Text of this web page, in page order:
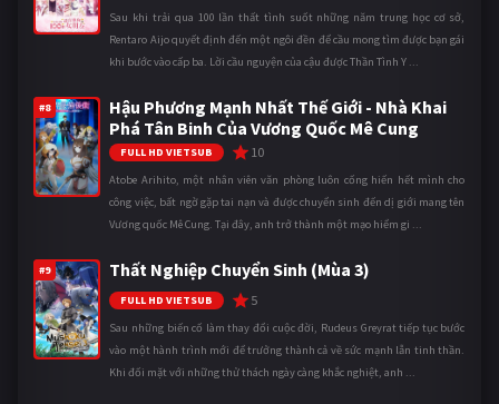
Sau khi trải qua 100 lần thất tình suốt những năm trung học cơ sở,
Rentaro Aijo quyết định đến một ngôi đền để cầu mong tìm được bạn gái
khi bước vào cấp ba. Lời cầu nguyện của cậu được Thần Tình Y ...
#8
Hậu Phương Mạnh Nhất Thế Giới - Nhà Khai
Phá Tân Binh Của Vương Quốc Mê Cung
FULL HD VIETSUB 10
Atobe Arihito, một nhân viên văn phòng luôn cống hiến hết mình cho
công việc, bất ngờ gặp tai nạn và được chuyển sinh đến dị giới mang tên
Vương quốc Mê Cung. Tại đây, anh trở thành một mạo hiểm gi ...
#9 Thất Nghiệp Chuyển Sinh (Mùa 3)
FULL HD VIETSUB 5
Sau những biến cố làm thay đổi cuộc đời, Rudeus Greyrat tiếp tục bước
vào một hành trình mới để trưởng thành cả về sức mạnh lẫn tinh thần.
Khi đối mặt với những thử thách ngày càng khắc nghiệt, anh ...